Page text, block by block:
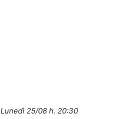
Lunedì 25/08 h. 20:30